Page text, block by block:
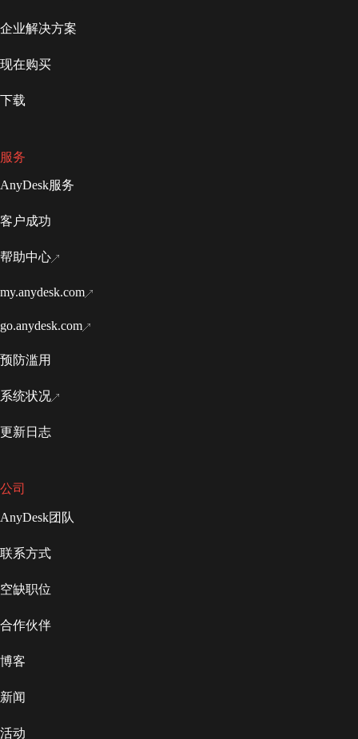
企业解决方案
现在购买
下载
服务
AnyDesk服务
客户成功
帮助中心
my.anydesk.com
go.anydesk.com
预防滥用
系统状况
更新日志
公司
AnyDesk团队
联系方式
空缺职位
合作伙伴
博客
新闻
活动